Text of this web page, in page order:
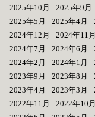
2025年10月
2025年9月
2025年5月
2025年4月
2024年12月
2024年11月
2024年7月
2024年6月
2024年2月
2024年1月
2023年9月
2023年8月
2023年4月
2023年3月
2022年11月
2022年10月